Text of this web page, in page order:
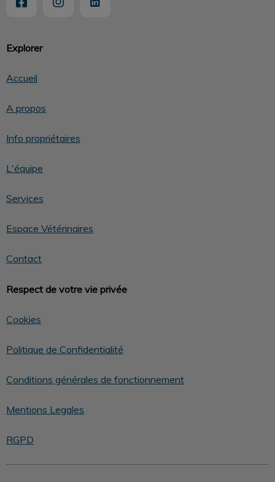
Explorer
Accueil
A propos
Info propriétaires
L'équipe
Services
Espace Vétérinaires
Contact
Respect de votre vie privée
Cookies
Politique de Confidentialité
Conditions générales de fonctionnement
Mentions Legales
RGPD